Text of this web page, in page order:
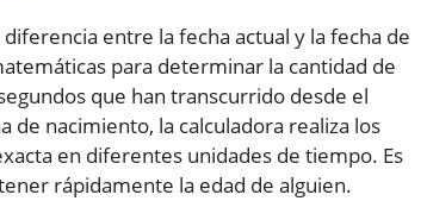
entre la fecha actual y la fecha de
para determinar la cantidad de
que han transcurrido desde el
de nacimiento, la calculadora realiza los
en diferentes unidades de tiempo. Es
rápidamente la edad de alguien.